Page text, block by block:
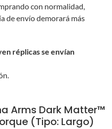
con normalidad,
de envío demorará más
réplicas se envían
Arms Dark Matter™
(Tipo: Largo)